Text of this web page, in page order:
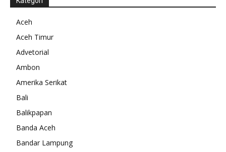
Aceh
Aceh Timur
Advetorial
Ambon
Amerika Serikat
Bali
Balikpapan
Banda Aceh
Bandar Lampung